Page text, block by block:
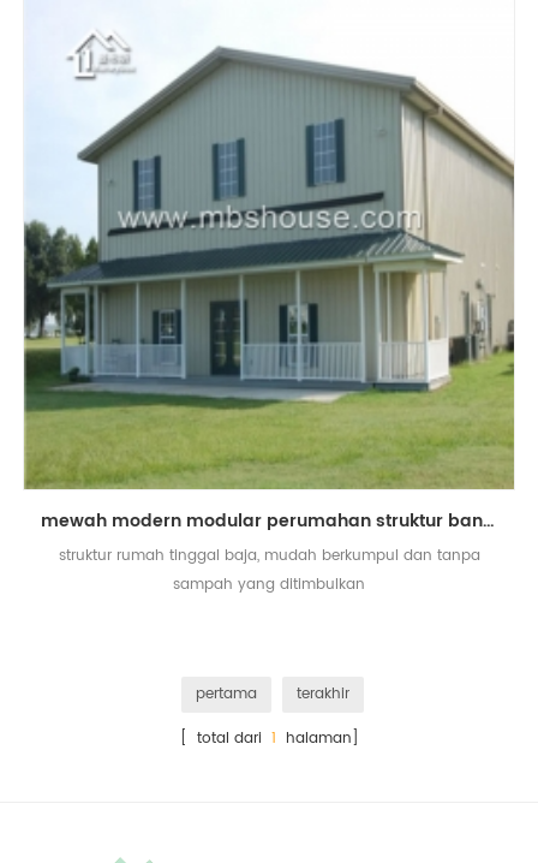
mewah modern modular perumahan struktur bangunan baja prefabrikasi untuk hidup
struktur rumah tinggal baja, mudah berkumpul dan tanpa
sampah yang ditimbulkan
pertama
terakhir
[ total dari 1 halaman]